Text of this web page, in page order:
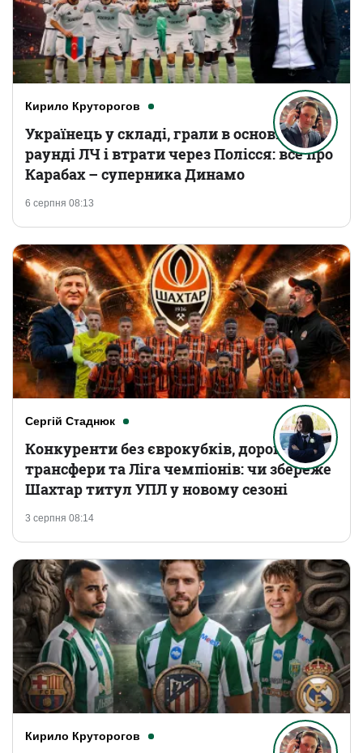
Кирило Круторогов
6 серпня 08:13
Українець у складі, грали в основному
раунді ЛЧ і втрати через Полісся: все про
Карабах – суперника Динамо
Сергій Стаднюк
3 серпня 08:14
Конкуренти без єврокубків, дорогі
трансфери та Ліга чемпіонів: чи збереже
Шахтар титул УПЛ у новому сезоні
Кирило Круторогов